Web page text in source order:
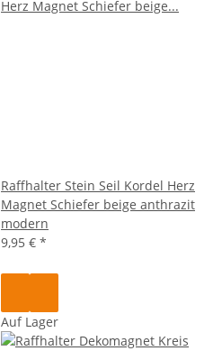
Raffhalter Stein Seil Kordel Herz
Magnet Schiefer beige anthrazit
modern
9,95 € *
Auf Lager